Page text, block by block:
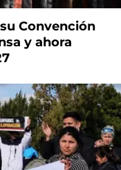
Convención
y ahora